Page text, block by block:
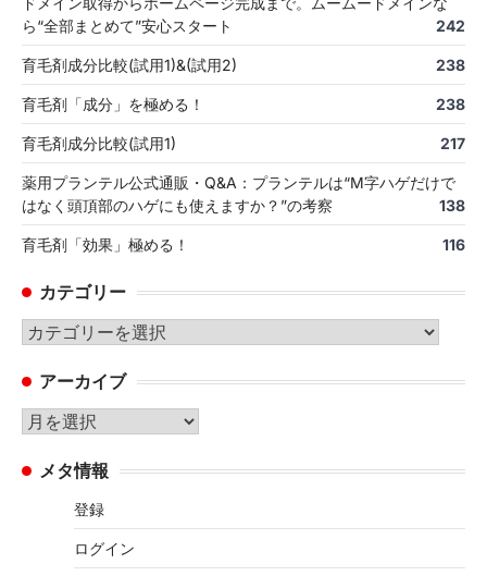
ら“全部まとめて”安心スタート
242
育毛剤成分比較(試用1)&(試用2) 238
育毛剤「成分」を極める！ 238
育毛剤成分比較(試用1) 217
薬用プランテル公式通販・Q&A：プランテルは“M字ハゲだけで
はなく頭頂部のハゲにも使えますか？”の考察
138
育毛剤「効果」極める！ 116
カテゴリー
カ
ゴ
リ
ー
アーカイブ
ア
カ メタ情報
登録
ログイン